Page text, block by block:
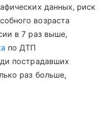
данных, риск
возраста
в 7 раз выше,
по ДТП
пострадавших
раз больше,